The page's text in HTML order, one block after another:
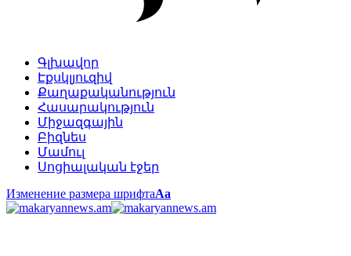
Գլխավոր
Էքսկլյուզիվ
Քաղաքականություն
Հասարակություն
Միջազգային
Բիզնես
Մամուլ
Սոցիալական էջեր
Изменение размера шрифтаАа